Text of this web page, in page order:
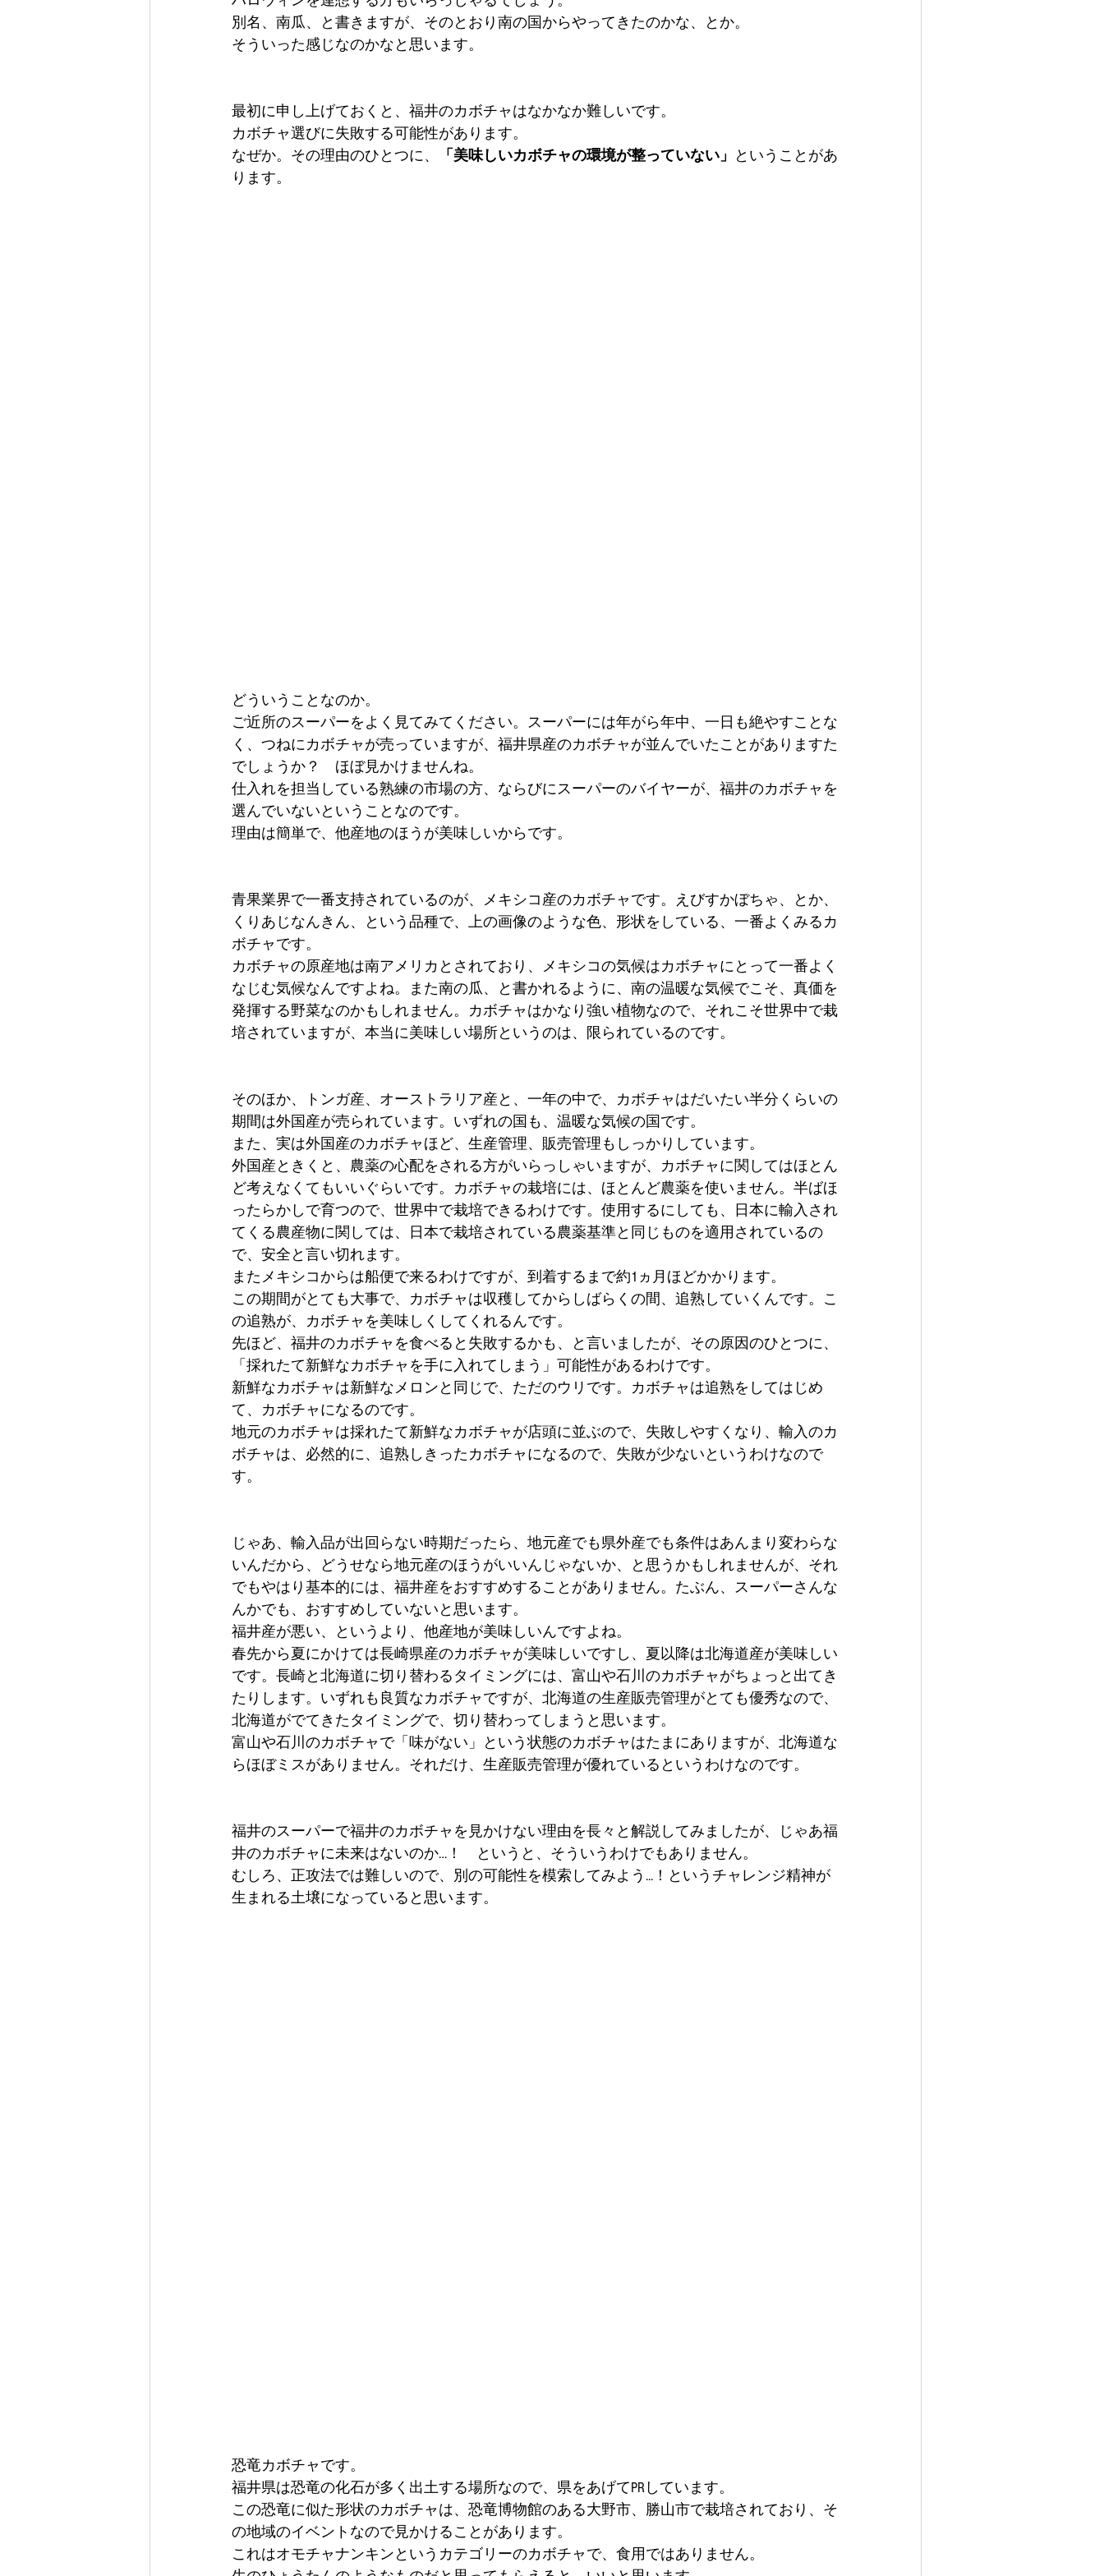
別名、南瓜、と書きますが、そのとおり南の国からやってきたのかな、とか。
そういった感じなのかなと思います。
最初に申し上げておくと、福井のカボチャはなかなか難しいです。
カボチャ選びに失敗する可能性があります。
なぜか。その理由のひとつに、
「美味しいカボチャの環境が整っていない」
ということがあ
ります。
どういうことなのか。
ご近所のスーパーをよく見てみてください。スーパーには年がら年中、一日も絶やすことな
く、つねにカボチャが売っていますが、福井県産のカボチャが並んでいたことがありますた
でしょうか？　ほぼ見かけませんね。
仕入れを担当している熟練の市場の方、ならびにスーパーのバイヤーが、福井のカボチャを
選んでいないということなのです。
理由は簡単で、他産地のほうが美味しいからです。
青果業界で一番支持されているのが、メキシコ産のカボチャです。えびすかぼちゃ、とか、
くりあじなんきん、という品種で、上の画像のような色、形状をしている、一番よくみるカ
ボチャです。
カボチャの原産地は南アメリカとされており、メキシコの気候はカボチャにとって一番よく
なじむ気候なんですよね。また南の瓜、と書かれるように、南の温暖な気候でこそ、真価を
発揮する野菜なのかもしれません。カボチャはかなり強い植物なので、それこそ世界中で栽
培されていますが、本当に美味しい場所というのは、限られているのです。
そのほか、トンガ産、オーストラリア産と、一年の中で、カボチャはだいたい半分くらいの
期間は外国産が売られています。いずれの国も、温暖な気候の国です。
また、実は外国産のカボチャほど、生産管理、販売管理もしっかりしています。
外国産ときくと、農薬の心配をされる方がいらっしゃいますが、カボチャに関してはほとん
ど考えなくてもいいぐらいです。カボチャの栽培には、ほとんど農薬を使いません。半ばほ
ったらかしで育つので、世界中で栽培できるわけです。使用するにしても、日本に輸入され
てくる農産物に関しては、日本で栽培されている農薬基準と同じものを適用されているの
で、安全と言い切れます。
またメキシコからは船便で来るわけですが、到着するまで約1ヵ月ほどかかります。
この期間がとても大事で、カボチャは収穫してからしばらくの間、追熟していくんです。こ
の追熟が、カボチャを美味しくしてくれるんです。
先ほど、福井のカボチャを食べると失敗するかも、と言いましたが、その原因のひとつに、
「採れたて新鮮なカボチャを手に入れてしまう」可能性があるわけです。
新鮮なカボチャは新鮮なメロンと同じで、ただのウリです。カボチャは追熟をしてはじめ
て、カボチャになるのです。
地元のカボチャは採れたて新鮮なカボチャが店頭に並ぶので、失敗しやすくなり、輸入のカ
ボチャは、必然的に、追熟しきったカボチャになるので、失敗が少ないというわけなので
す。
じゃあ、輸入品が出回らない時期だったら、地元産でも県外産でも条件はあんまり変わらな
いんだから、どうせなら地元産のほうがいいんじゃないか、と思うかもしれませんが、それ
でもやはり基本的には、福井産をおすすめすることがありません。たぶん、スーパーさんな
んかでも、おすすめしていないと思います。
福井産が悪い、というより、他産地が美味しいんですよね。
春先から夏にかけては長崎県産のカボチャが美味しいですし、夏以降は北海道産が美味しい
です。長崎と北海道に切り替わるタイミングには、富山や石川のカボチャがちょっと出てき
たりします。いずれも良質なカボチャですが、北海道の生産販売管理がとても優秀なので、
北海道がでてきたタイミングで、切り替わってしまうと思います。
富山や石川のカボチャで「味がない」という状態のカボチャはたまにありますが、北海道な
らほぼミスがありません。それだけ、生産販売管理が優れているというわけなのです。
福井のスーパーで福井のカボチャを見かけない理由を長々と解説してみましたが、じゃあ福
井のカボチャに未来はないのか…！　というと、そういうわけでもありません。
むしろ、正攻法では難しいので、別の可能性を模索してみよう...！というチャレンジ精神が
生まれる土壌になっていると思います。
恐竜カボチャです。
福井県は恐竜の化石が多く出土する場所なので、県をあげてPRしています。
この恐竜に似た形状のカボチャは、恐竜博物館のある大野市、勝山市で栽培されており、そ
の地域のイベントなので見かけることがあります。
これはオモチャナンキンというカテゴリーのカボチャで、食用ではありません。